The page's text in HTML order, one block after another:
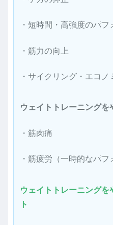
・短時間・高強度のパフ
・筋力の向上
・サイクリング・エコノ
ウェイトトレーニングを
・筋肉痛
・筋疲労（一時的なパフ
ウェイトトレーニングを
ト